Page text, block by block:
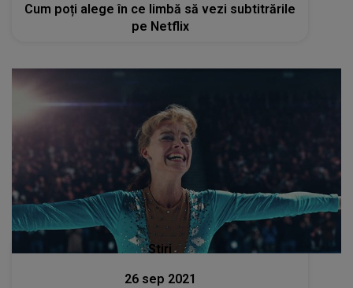
Cum poți alege în ce limbă să vezi subtitrările
pe Netflix
Stiri
26 sep 2021